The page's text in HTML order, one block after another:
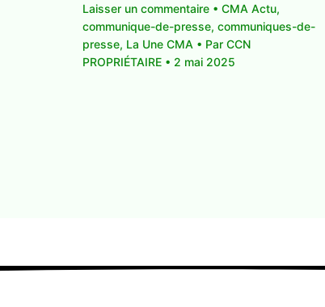
Laisser un commentaire •CMA Actu,
communique-de-presse,communiques-de-
presse, La Une CMA • ParCCN
PROPRIÉTAIRE • 2 mai 2025